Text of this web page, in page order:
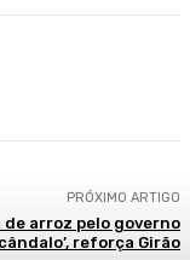
PRÓXIMO ARTIGO
de arroz pelo governo
reforça Girão